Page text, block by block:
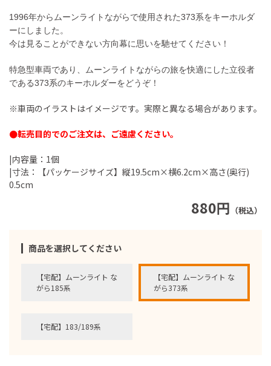
880円 （税込）
商品を選択してください
【宅配】ムーンライト な
がら185系
【宅配】ムーンライト な
がら373系
【宅配】183/189系
1996年からムーンライトながらで使用された373系をキーホルダ
ーにしました。
今は見ることができない方向幕に思いを馳せてください！
特急型車両であり、ムーンライトながらの旅を快適にした立役者
である373系のキーホルダーをどうぞ！
※車両のイラストはイメージです。実際と異なる場合があります。
●転売目的でのご注文は、ご遠慮ください。
|内容量：1個
|寸法：【パッケージサイズ】縦19.5cm×横6.2cm×高さ(奥行)
0.5cm